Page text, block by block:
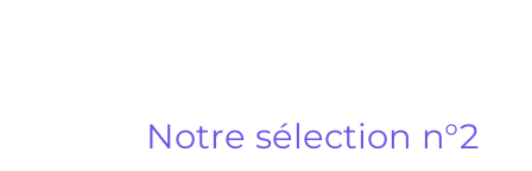
Notre sélection n°2